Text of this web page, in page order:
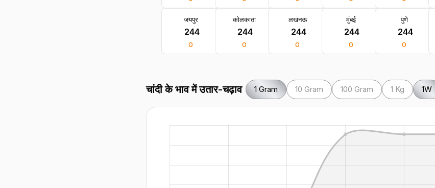
जयपुर
₹ 244
0
कोलकाता
₹ 244
0
लखनऊ
₹ 244
0
मुंबई
₹ 244
0
पुणे
₹ 244
0
चांदी के भाव में उतार-चढ़ाव 1 Gram 10 Gram 100 Gram 1 Kg 1W